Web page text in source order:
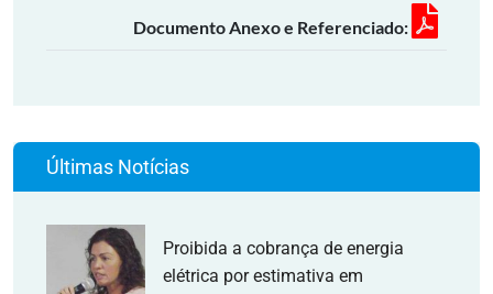
Documento Anexo e Referenciado:
Últimas Notícias
Proibida a cobrança de energia
elétrica por estimativa em